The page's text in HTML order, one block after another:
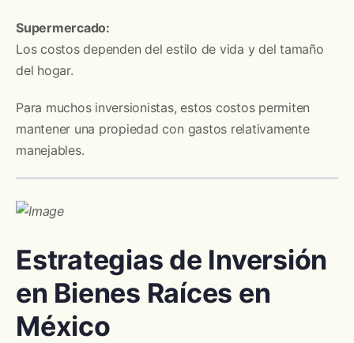
Supermercado:
Los costos dependen del estilo de vida y del tamaño
del hogar.
Para muchos inversionistas, estos costos permiten
mantener una propiedad con gastos relativamente
manejables.
Estrategias de Inversión
en Bienes Raíces en
México